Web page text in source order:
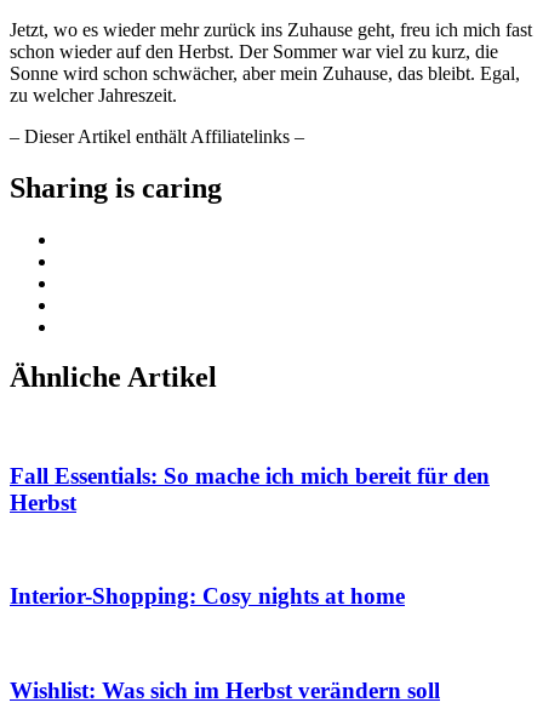
Jetzt, wo es wieder mehr zurück ins Zuhause geht, freu ich mich fast
schon wieder auf den Herbst. Der Sommer war viel zu kurz, die
Sonne wird schon schwächer, aber mein Zuhause, das bleibt. Egal,
zu welcher Jahreszeit.
– Dieser Artikel enthält Affiliatelinks –
Sharing is caring
Ähnliche Artikel
Fall Essentials: So mache ich mich bereit für den
Herbst
Interior-Shopping: Cosy nights at home
Wishlist: Was sich im Herbst verändern soll